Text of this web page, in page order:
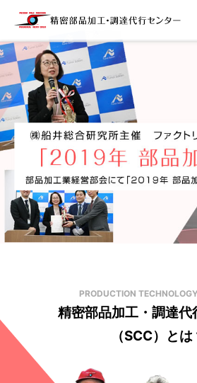
PRODUCTION
精密部品加工・調達代
（SCC）とは